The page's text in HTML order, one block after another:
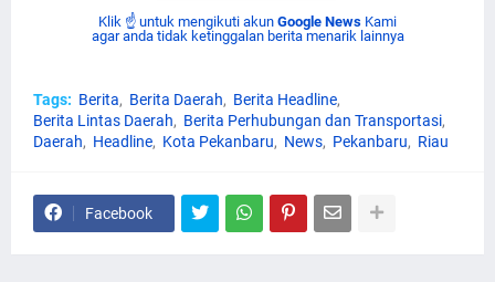
Klik ☝ untuk mengikuti akun Google News Kami
agar anda tidak ketinggalan berita menarik lainnya
Tags: Berita Berita Daerah
Berita Headline
Berita Lintas Daerah
Berita Perhubungan dan Transportasi
Daerah
Headline Kota Pekanbaru News Pekanbaru Riau
Facebook